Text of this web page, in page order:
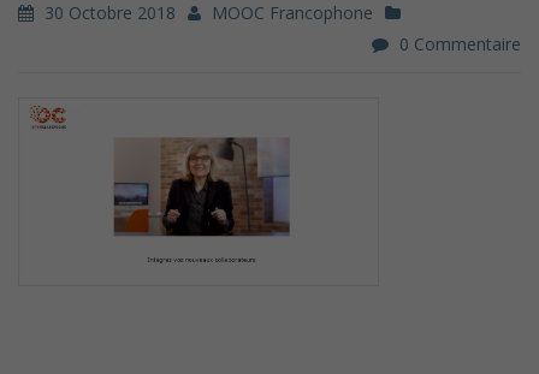
30 Octobre 2018
MOOC Francophone
0 Commentaire